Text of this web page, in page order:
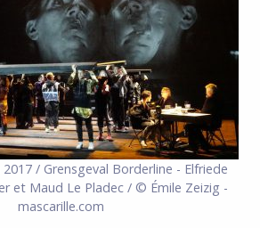
/ Grensgeval Borderline - Elfriede
et Maud Le Pladec / © Émile Zeizig -
mascarille.com